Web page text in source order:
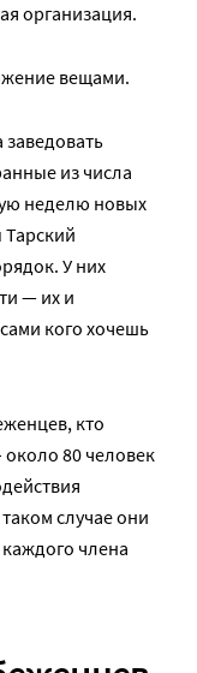
организация.
вещами.
из числа
неделю новых
У них
— их и
кого хочешь
кто
80 человек
случае они
члена